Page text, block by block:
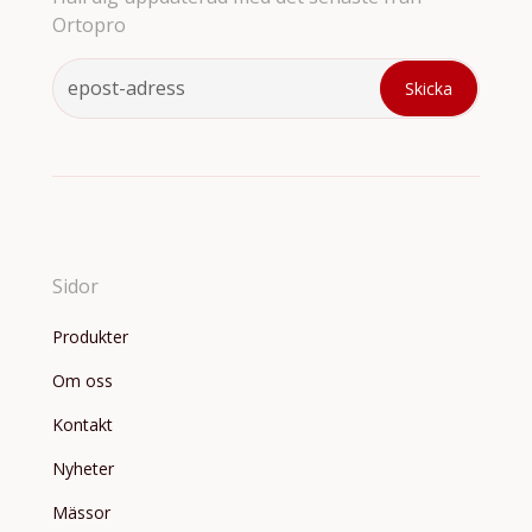
Ortopro
Sidor
Produkter
Om oss
Kontakt
Nyheter
Mässor